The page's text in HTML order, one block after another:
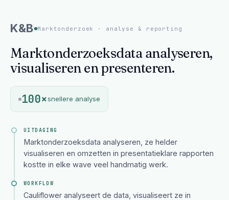
K&B Marktonderzoek · analyse & reporting
Marktonderzoeksdata analyseren,
visualiseren en presenteren.
100×snellere analyse
UITDAGING
Marktonderzoeksdata analyseren, ze helder
visualiseren en omzetten in presentatieklare rapporten
kostte in elke wave veel handmatig werk.
WORKFLOW
Cauliflower analyseert de data, visualiseert ze in